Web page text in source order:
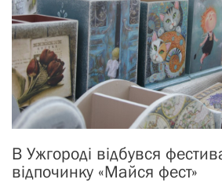
В Ужгороді відбувся
відпочинку «Майся фест»